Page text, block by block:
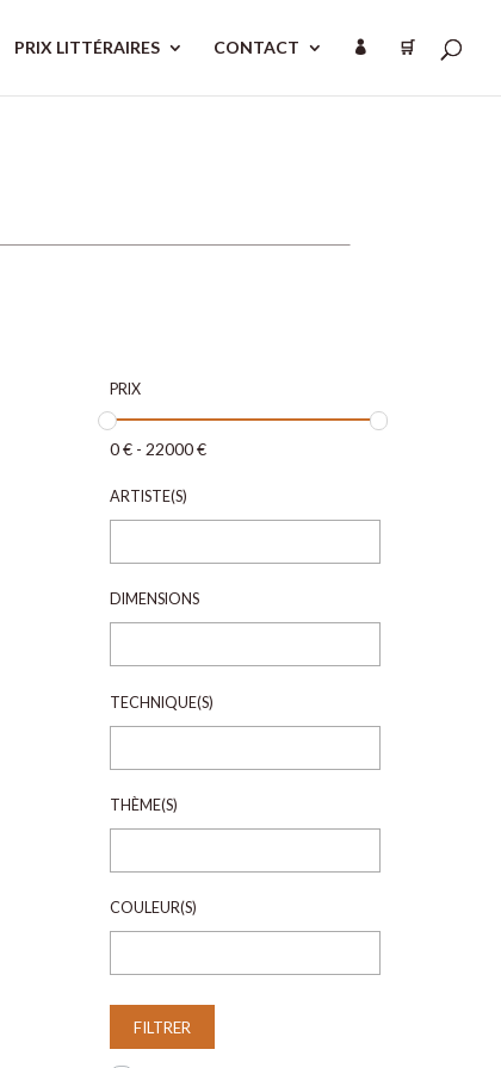
PRIX LITTÉRAIRES CONTACT  🛒
PRIX
0€- 22000€
ARTISTE(S)
DIMENSIONS
TECHNIQUE(S)
THÈME(S)
COULEUR(S)
FILTRER